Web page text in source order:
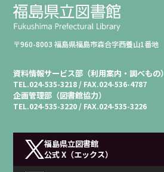
〒960-8003 福島県福島市森合字西養山1番地
資料情報サービス部（利用案内・調べもの）
TEL.024-535-3218 / FAX.024-536-4787
企画管理部（図書館協力）
TEL.024-535-3220 / FAX.024-535-3226
福島県立図書館
公式 X（エックス）